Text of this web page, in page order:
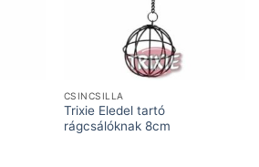
CSINCSILLA
Trixie Eledel tartó
rágcsálóknak 8cm